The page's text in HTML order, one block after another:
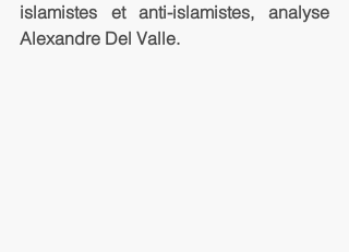
islamistes et anti-islamistes, analyse
Alexandre Del Valle.